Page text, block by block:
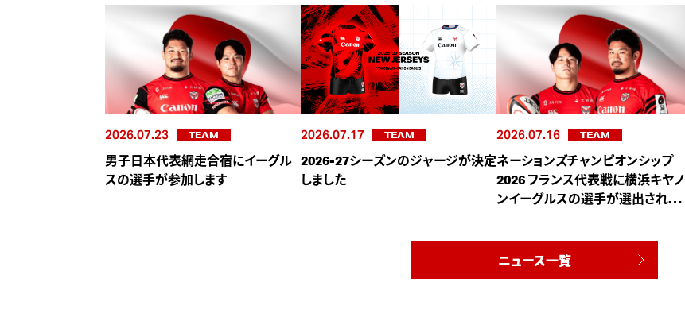
2026.07.23 TEAM
男子日本代表網走合宿にイーグル
スの選手が参加します
2026.07.17 TEAM
2026-27シーズンのジャージが決定
しました
2026.07.16 TEAM
ネーションズチャンピオンシップ
2026 フランス代表戦に横浜キヤノ
ンイーグルスの選手が選出されまし
ニュース一覧